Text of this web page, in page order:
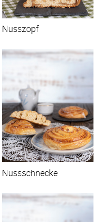
Nusszopf
Nussschnecke